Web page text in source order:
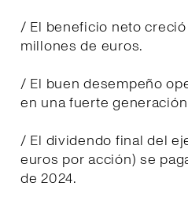
/ El beneficio neto creció
millones de euros.
/ El buen desempeño
en una fuerte
/ El dividendo final del
euros por acción) se
de 2024.